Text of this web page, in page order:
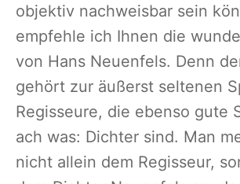
objektiv nachweisbar sein
empfehle ich Ihnen die
von Hans Neuenfels. Denn
gehört zur äußerst seltenen
Regisseure, die ebenso gute
ach was: Dichter sind. Man
nicht allein dem Regisseur,